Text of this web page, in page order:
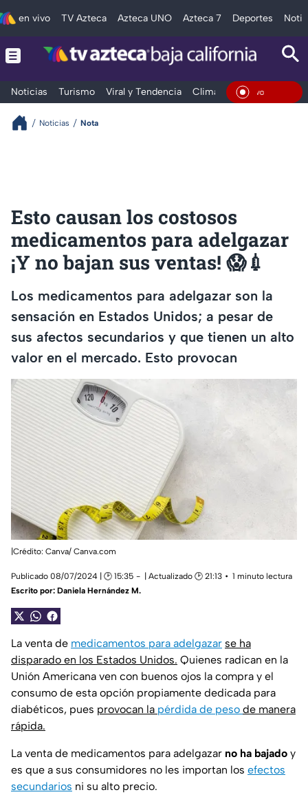
en vivo TV Azteca Azteca UNO Azteca 7 Deportes
Noticias Turismo Viral y Tendencia Clima Deportes En
Noticias Nota
Esto causan los costosos
medicamentos para adelgazar
¡Y no bajan sus ventas! 😱💉
Los medicamentos para adelgazar son la
sensación en Estados Unidos; a pesar de
sus afectos secundarios y que tienen un alto
valor en el mercado. Esto provocan
|Crédito: Canva/ Canva.com
Publicado 08/07/2024 | 🕑 15:35 | Actualizado 🕑 21:13
1 minuto lectura
Escrito por: Daniela Hernández M.
La venta de medicamentos para adelgazar se ha
disparado en los Estados Unidos. Quienes radican en la
Unión Americana ven con buenos ojos la compra y el
consumo de esta opción propiamente dedicada para
diabéticos, pues provocan la pérdida de peso de manera
rápida.
La venta de medicamentos para adelgazar no ha bajado y
es que a sus consumidores no les importan los efectos
secundarios ni su alto precio.